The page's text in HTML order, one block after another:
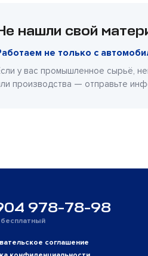
нашли свой
не только с
у вас промышленное сырьё,
производства — отправьте
978-78-98
соглашение